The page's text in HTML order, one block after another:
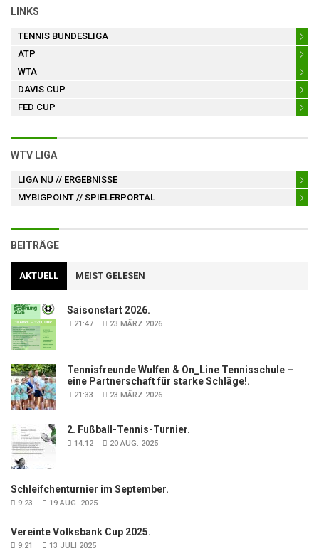
LINKS
TENNIS BUNDESLIGA
ATP
WTA
DAVIS CUP
FED CUP
WTV LIGA
LIGA NU // ERGEBNISSE
MYBIGPOINT // SPIELERPORTAL
BEITRÄGE
AKTUELL MEIST GELESEN
Saisonstart 2026.
21:47 23 MÄRZ 2026
Tennisfreunde Wulfen & On_Line Tennisschule –
eine Partnerschaft für starke Schläge!.
21:33 23 MÄRZ 2026
2. Fußball-Tennis-Turnier.
14:12 20 AUG. 2025
Schleifchenturnier im September.
9:23 19 AUG. 2025
Vereinte Volksbank Cup 2025.
9:21 13 JULI 2025